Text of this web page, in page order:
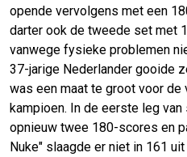
opende vervolgens met een
darter ook de tweede set met
vanwege fysieke problemen
37-jarige Nederlander gooide
was een maat te groot voor
kampioen. In de eerste leg
opnieuw twee 180-scores en
Nuke" slaagde er niet in 161